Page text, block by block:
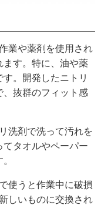
業や薬剤を使用され
ます。特に、油や薬
。開発したニトリ
、抜群のフィット感
洗剤で洗って汚れを
タオルやペーパー
使うと作業中に破損
しいものに交換され